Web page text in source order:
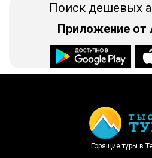
Поиск дешевых
Приложение от
Горящие туры в